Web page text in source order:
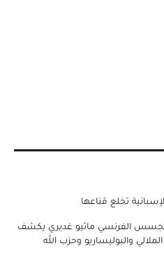
تخلع قناعها
الفرنسي ماثيو غديري يكشف
والبوليساريو وحزب الله